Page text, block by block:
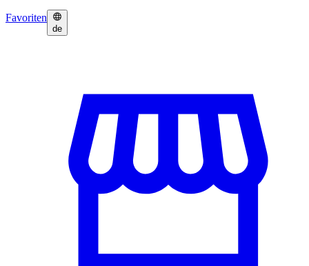
Favoriten
de